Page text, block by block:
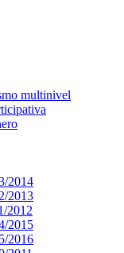
multinivel
2014
2013
2012
2015
2016